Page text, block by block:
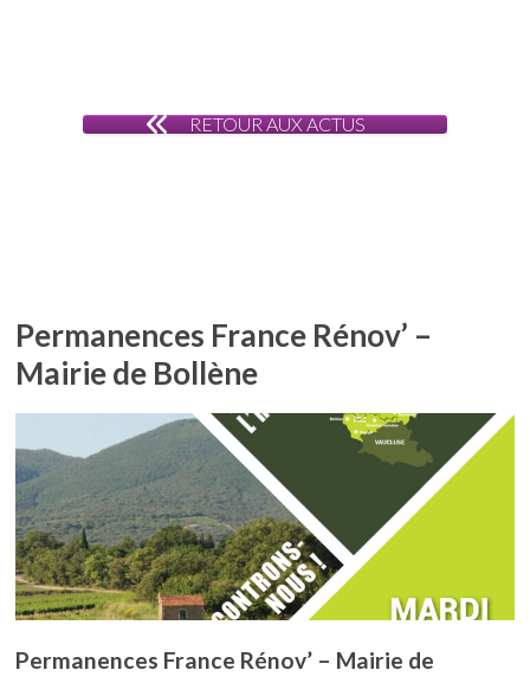
RETOUR AUX ACTUS
Permanences France Rénov’ –
Mairie de Bollène
Permanences France Rénov’ – Mairie de